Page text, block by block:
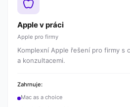
Apple v práci
Apple pro firmy
Komplexní Apple řešení pro firmy s
a konzultacemi.
Zahrnuje:
Mac as a choice